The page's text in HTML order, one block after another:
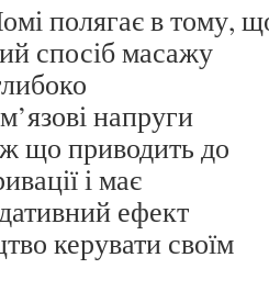
полягає в тому,
спосіб масажу
напруги
що приводить до
і має
ефект
керувати своїм